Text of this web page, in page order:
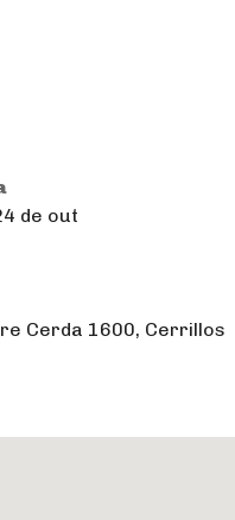
de out
Cerda 1600, Cerrillos